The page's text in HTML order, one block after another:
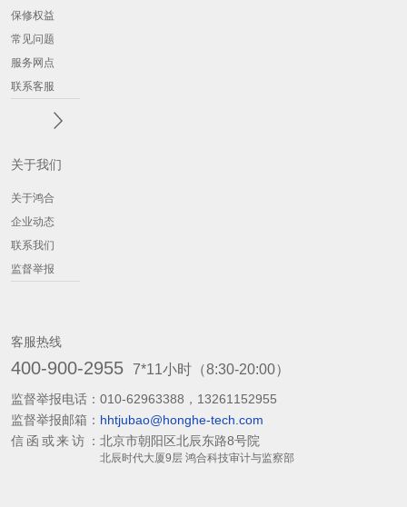
保修权益
常见问题
服务网点
联系客服
关于我们
关于鸿合
企业动态
联系我们
监督举报
客服热线
400-900-2955 7*11小时（8:30-20:00）
监督举报电话： 010-62963388，13261152955
监督举报邮箱： hhtjubao@honghe-tech.com
信函或来访： 北京市朝阳区北辰东路8号院
北辰时代大厦9层 鸿合科技审计与监察部